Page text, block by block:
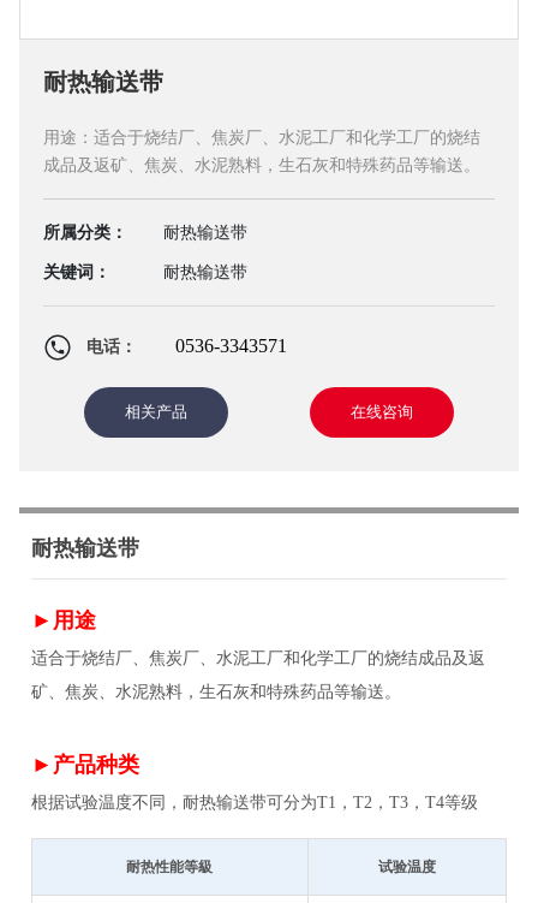
耐热输送带
用途：适合于烧结厂、焦炭厂、水泥工厂和化学工厂的烧结
成品及返矿、焦炭、水泥熟料，生石灰和特殊药品等输送。
所属分类： 耐热输送带
关键词： 耐热输送带
电话： 0536-3343571
相关产品 在线咨询
耐热输送带
►用途
适合于烧结厂、焦炭厂、水泥工厂和化学工厂的烧结成品及返
矿、焦炭、水泥熟料，生石灰和特殊药品等输送。
►产品种类
根据试验温度不同，耐热输送带可分为T1，T2，T3，T4等级
耐热性能等級 试验温度